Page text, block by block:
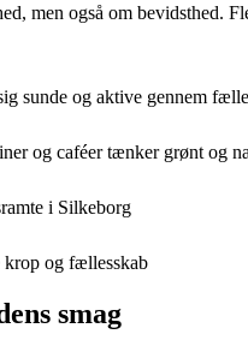
men også om bevidsthed.
sunde og aktive gennem
og caféer tænker grønt og
i Silkeborg
krop og fællesskab
smag